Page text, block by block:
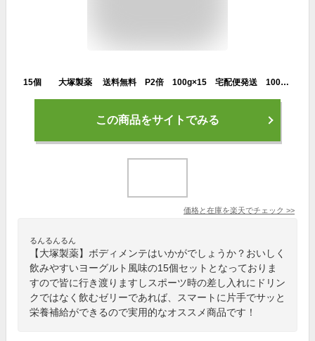
15個 大塚製薬 送料無料 P2倍 100g×15 宅配便発送 100g×15 BODYMAINTE ボディメンテ ゼリーヨーグルト風味 100g×15 ぼでぃめんて
この商品をサイトでみる
価格と在庫を楽天でチェック >>
るんるんるん
【大塚製薬】ボディメンテはいかがでしょうか？おいしく
飲みやすいヨーグルト風味の15個セットとなっておりま
すので皆に行き渡りますしスポーツ時の差し入れにドリン
クではなく飲むゼリーであれば、スマートに片手でサッと
栄養補給ができるので実用的なオススメ商品です！